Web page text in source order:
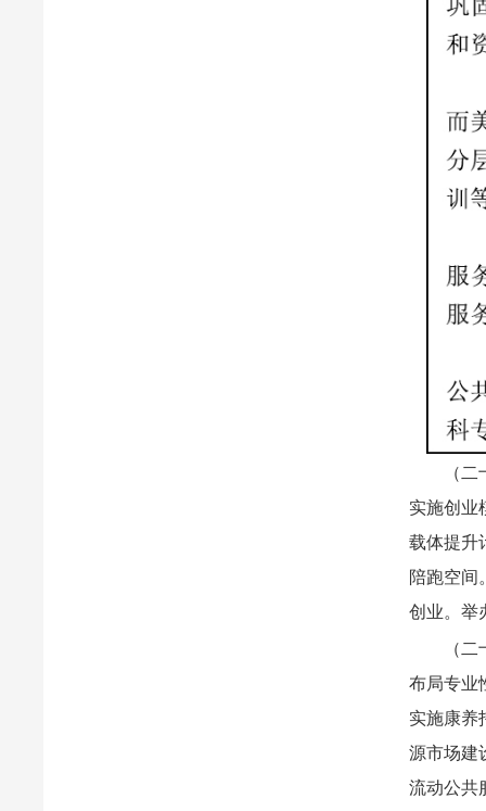
（
实施创业
载体提升
陪跑空间
创业。举
（
布局专业
实施康养
源市场建
流动公共